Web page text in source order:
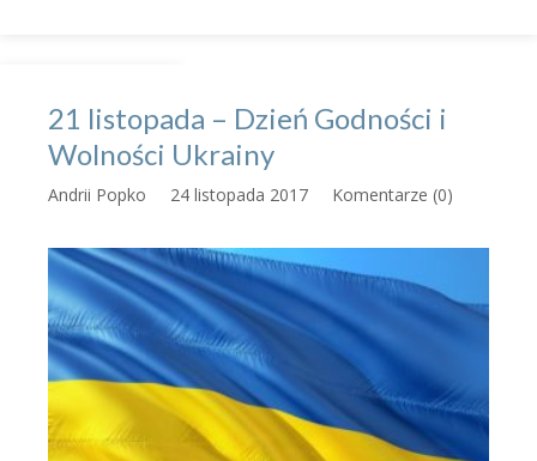
21 listopada – Dzień Godności i
Wolności Ukrainy
Andrii Popko 24 listopada 2017 Komentarze (0)